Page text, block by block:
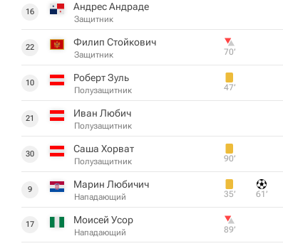
16 Андрес Андраде
Защитник
22 Филип Стойкович
Защитник 70‎’‎
10 Роберт Зуль
Полузащитник 47‎’‎
21 Иван Любич
Полузащитник
30 Саша Хорват
Полузащитник 90‎’‎
9 Марин Любичич
Нападающий 35‎’‎ 61‎’‎
17 Моисей Усор
Нападающий 89‎’‎